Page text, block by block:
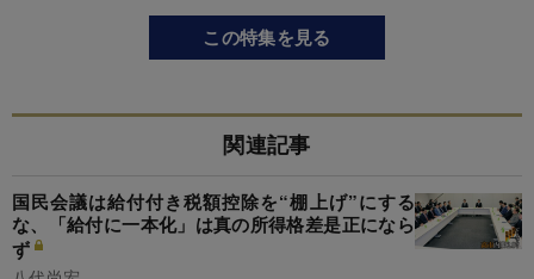
この特集を見る
関連記事
国民会議は給付付き税額控除を“棚上げ”にする
な、「給付に一本化」は真の所得格差是正になら
ず